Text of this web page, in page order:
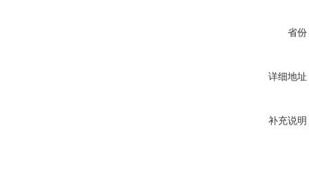
省份
详细地址
补充说明